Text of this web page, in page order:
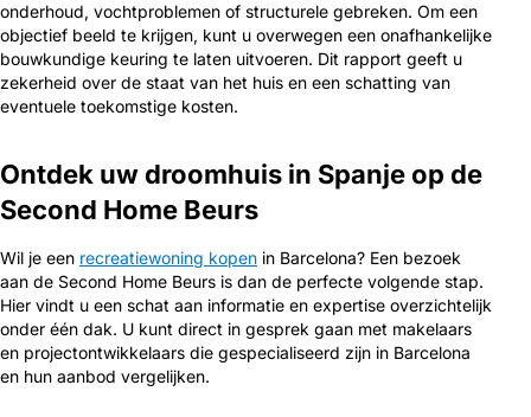
onderhoud, vochtproblemen of structurele gebreken. Om een
objectief beeld te krijgen, kunt u overwegen een onafhankelijke
bouwkundige keuring te laten uitvoeren. Dit rapport geeft u
zekerheid over de staat van het huis en een schatting van
eventuele toekomstige kosten.
Ontdek uw droomhuis in Spanje op de
Second Home Beurs
Wil je een recreatiewoning kopen in Barcelona? Een bezoek
aan de Second Home Beurs is dan de perfecte volgende stap.
Hier vindt u een schat aan informatie en expertise overzichtelijk
onder één dak. U kunt direct in gesprek gaan met makelaars
en projectontwikkelaars die gespecialiseerd zijn in Barcelona
en hun aanbod vergelijken.